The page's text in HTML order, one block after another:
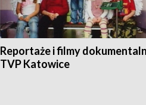
Reportaże i filmy
TVP Katowice